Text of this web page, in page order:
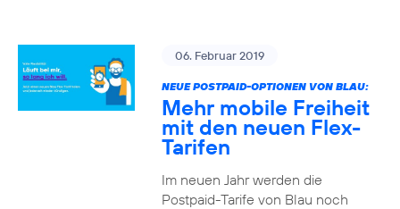
06. Februar 2019
NEUE POSTPAID-OPTIONEN VON BLAU:
Mehr mobile Freiheit
mit den neuen Flex-
Tarifen
Im neuen Jahr werden die
Postpaid-Tarife von Blau noch